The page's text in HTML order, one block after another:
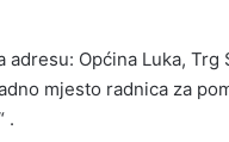
adresu: Općina Luka, Trg
mjesto radnica za
.